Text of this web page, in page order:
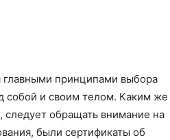
главными принципами выбора
собой и своим телом. Каким же
обращать внимание на
были сертификаты об